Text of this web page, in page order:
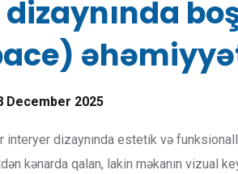
dizaynında
December 2025
interyer dizaynında estetik və
kənarda qalan, lakin məkanın vizual